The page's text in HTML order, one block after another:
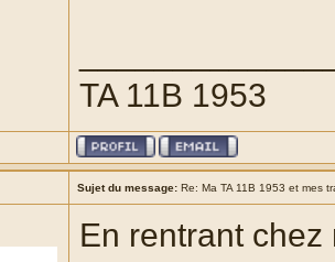
TA 11B 1953
Sujet du message: Re: Ma TA 11B 1953 et mes
En rentrant